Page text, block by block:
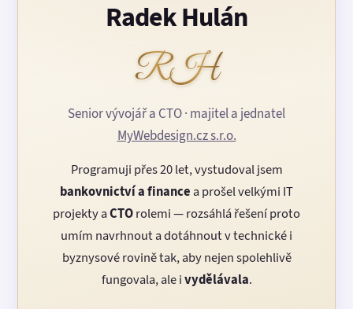
Radek Hulán
RH
Senior vývojář a CTO · majitel a jednatel
MyWebdesign.cz s.r.o.
Programuji přes 20 let, vystudoval jsem
bankovnictví a finance a prošel velkými IT
projekty aCTOrolemi — rozsáhlá řešení proto
umím navrhnout a dotáhnout v technické i
byznysové rovině tak, aby nejen spolehlivě
fungovala, ale ivydělávala.